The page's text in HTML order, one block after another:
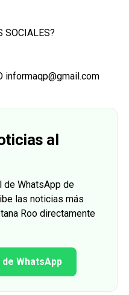
SOCIALES?
informaqp@gmail.com
al
de WhatsApp de
las noticias más
Roo directamente
WhatsApp